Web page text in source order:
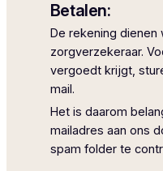
Betalen:
De rekening dienen
zorgverzekeraar.
vergoedt krijgt,
mail.
Het is daarom
mailadres aan ons
spam folder te